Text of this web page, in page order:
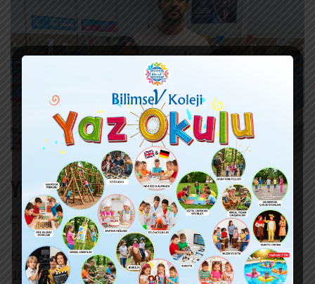
Yüzme Başarıları
15 Ağu,2022 bilimsevkoleji Yorum bırakın
İzmir İli Okullar arası Yüzme yarışları Birinci gününde
100 m kurbağlama stilinde okulumuz 4C sınıfı